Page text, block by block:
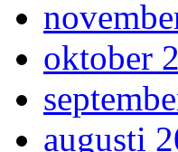
oktober
augusti